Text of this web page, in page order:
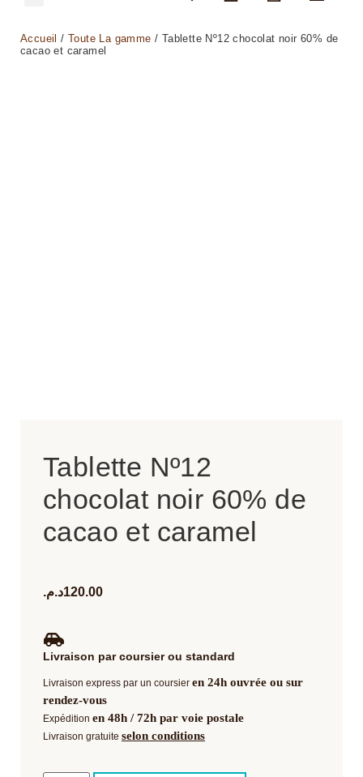
Accueil /Toute La gamme / Tablette Nº12 chocolat noir 60% de
cacao et caramel
Tablette Nº12
chocolat noir 60% de
cacao et caramel
120.00د.م.
Livraison par coursier ou standard
Livraison express par un coursier en 24h ouvrée ou sur
rendez-vous
Expédition en 48h / 72h par voie postale
Livraison gratuite selon conditions